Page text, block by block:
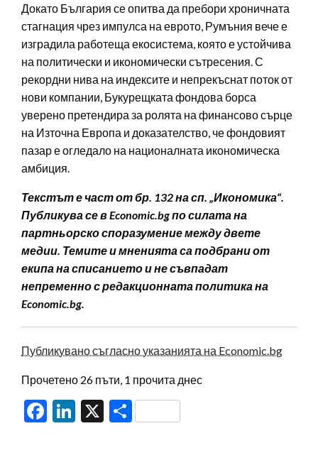
Докато България се опитва да пребори хроничната
стагнация чрез импулса на еврото, Румъния вече е
изградила работеща екосистема, която е устойчива
на политически и икономически сътресения. С
рекордни нива на индексите и непрекъснат поток от
нови компании, Букурещката фондова борса
уверено претендира за ролята на финансово сърце
на Източна Европа и доказателство, че фондовият
пазар е огледало на националната икономическа
амбиция.
Текстът е част от бр. 132 на сп. „Икономика“.
Публикува се в Economic.bg по силата на
партньорско споразумение между двете
медии. Темите и мненията са подбрани от
екипа на списанието и не съвпадат
непременно с редакционната политика на
Economic.bg.
Публикувано съгласно указанията на Economic.bg
Прочетено 26 пъти, 1 прочита днес
Facebook
LinkedIn
X Share